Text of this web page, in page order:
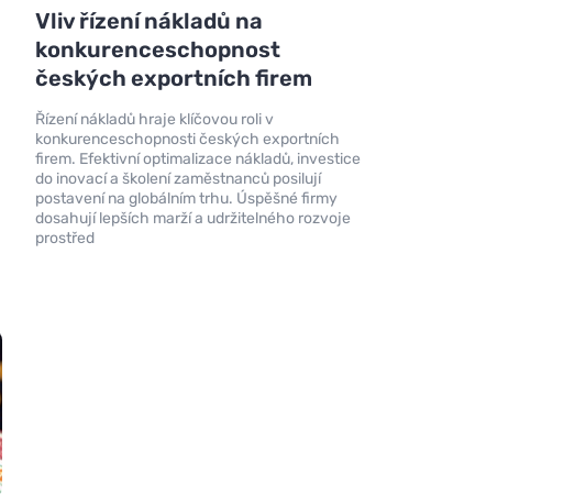
Vliv řízení nákladů na
konkurenceschopnost
českých exportních firem
Řízení nákladů hraje klíčovou roli v
konkurenceschopnosti českých exportních
firem. Efektivní optimalizace nákladů, investice
do inovací a školení zaměstnanců posilují
postavení na globálním trhu. Úspěšné firmy
dosahují lepších marží a udržitelného rozvoje
prostřed